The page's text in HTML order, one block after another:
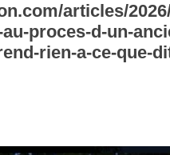
articles/
proces-d-un-
rien-a-ce-que-